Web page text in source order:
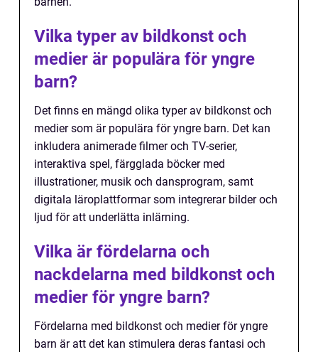
Vilka typer av bildkonst och
medier är populära för yngre
barn?
Det finns en mängd olika typer av bildkonst och
medier som är populära för yngre barn. Det kan
inkludera animerade filmer och TV-serier,
interaktiva spel, färgglada böcker med
illustrationer, musik och dansprogram, samt
digitala läroplattformar som integrerar bilder och
ljud för att underlätta inlärning.
Vilka är fördelarna och
nackdelarna med bildkonst och
medier för yngre barn?
Fördelarna med bildkonst och medier för yngre
barn är att det kan stimulera deras fantasi och